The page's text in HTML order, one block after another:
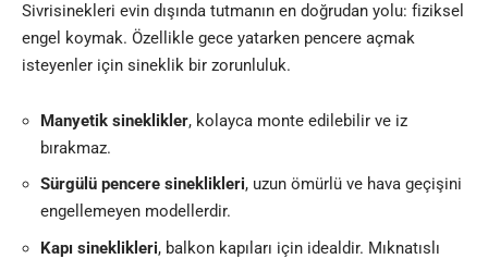
Sivrisinekleri evin dışında tutmanın en doğrudan yolu: fiziksel
engel koymak. Özellikle gece yatarken pencere açmak
isteyenler için sineklik bir zorunluluk.
Manyetik sineklikler, kolayca monte edilebilir ve iz
bırakmaz.
Sürgülü pencere sineklikleri, uzun ömürlü ve hava geçişini
engellemeyen modellerdir.
Kapı sineklikleri, balkon kapıları için idealdir. Mıknatıslı